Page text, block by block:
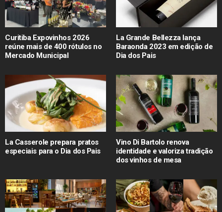
Curitiba Expovinhos 2026
reúne mais de 400 rótulos no
Mercado Municipal
La Grande Bellezza lança
Baraonda 2023 em edição de
Dia dos Pais
La Casserole prepara pratos
especiais para o Dia dos Pais
Vino Di Bartolo renova
identidade e valoriza tradição
dos vinhos de mesa